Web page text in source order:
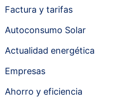
Factura y tarifas
Autoconsumo Solar
Actualidad energética
Empresas
Ahorro y eficiencia